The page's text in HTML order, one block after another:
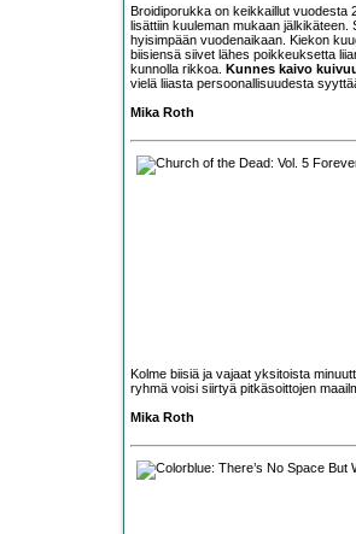
Broidiporukka on keikkaillut vuodesta
lisättiin kuuleman mukaan
hyisimpään vuodenaikaan. Kiekon
biisiensä siivet lähes poikkeuksetta
kunnolla rikkoa. Kunnes kaivo
vielä liiasta persoonallisuudesta
Mika Roth
Kolme biisiä ja vajaat yksitoista
ryhmä voisi siirtyä pitkäsoittojen
Mika Roth